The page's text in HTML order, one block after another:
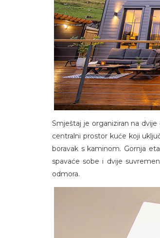
Smještaj je organiziran na
centralni prostor kuće koji
boravak s kaminom. Gornja
spavaće sobe i dvije
odmora.